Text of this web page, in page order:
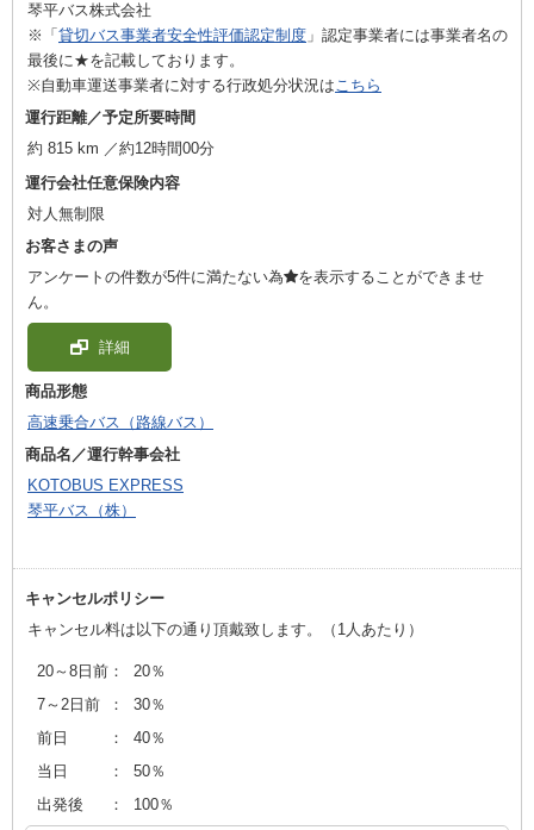
琴平バス株式会社
※「 貸切バス事業者安全性評価認定制度 」認定事業者には事業者名の
最後に★を記載しております。
※自動車運送事業者に対する行政処分状況はこちら
運行距離／予定所要時間
約 815 km ／約12時間00分
運行会社任意保険内容
対人無制限
お客さまの声
アンケートの件数が5件に満たない為
を表示することができませ
ん。
詳細
商品形態
高速乗合バス（路線バス）
商品名／運行幹事会社
KOTOBUS EXPRESS
琴平バス（株）
キャンセルポリシー
キャンセル料は以下の通り頂戴致します。（1人あたり）
20～8日前 ：
20％
7～2日前
：
30％
前日
：
40％
当日
：
50％
出発後
： 100％